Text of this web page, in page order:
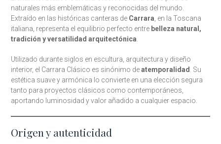
naturales más emblemáticas y reconocidas del mundo.
Extraído en las históricas canteras de Carrara, en la Toscana
italiana, representa el equilibrio perfecto entre belleza natural,
tradición y versatilidad arquitectónica.
Utilizado durante siglos en escultura, arquitectura y diseño
interior, el Carrara Clásico es sinónimo deatemporalidad . Su
estética suave y armónica lo convierte en una elección segura
tanto para proyectos clásicos como contemporáneos,
aportando luminosidad y valor añadido a cualquier espacio.
Origen y autenticidad